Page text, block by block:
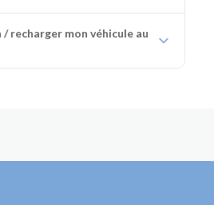
recharger mon véhicule au